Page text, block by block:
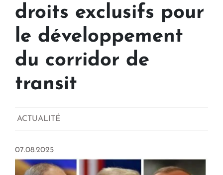
droits exclusifs pour
le développement
du corridor de
transit
ACTUALITÉ
07.08.2025